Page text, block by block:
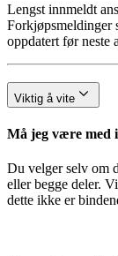
Lengst innmeldt
Forkjøpsmeldinger
oppdatert før neste
Viktig å vite
Må jeg være med
Du velger selv om
eller begge deler.
dette ikke er